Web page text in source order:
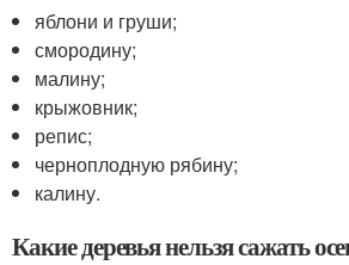
яблони и груши;
смородину;
малину;
крыжовник;
репис;
черноплодную рябину;
калину.
Какие деревья нельзя сажать